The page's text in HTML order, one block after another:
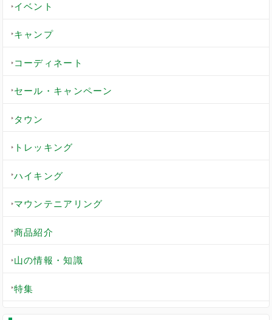
イベント
キャンプ
コーディネート
セール・キャンペーン
タウン
トレッキング
ハイキング
マウンテニアリング
商品紹介
山の情報・知識
特集